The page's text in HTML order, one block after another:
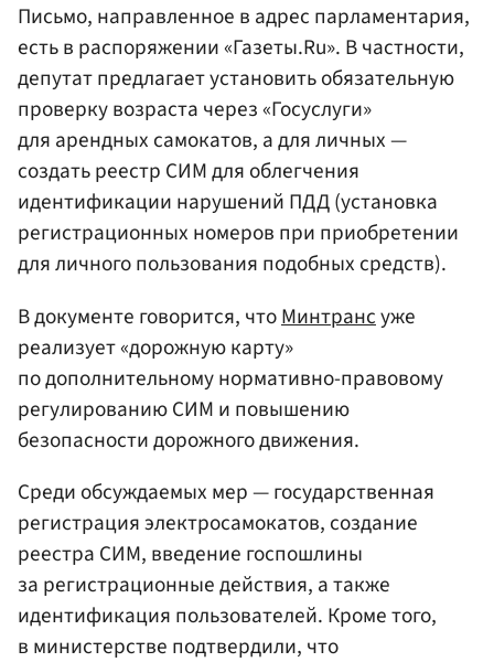
Письмо, направленное в адрес парламентария,
есть в распоряжении «Газеты.Ru». В частности,
депутат предлагает установить обязательную
проверку возраста через «Госуслуги»
для арендных самокатов, а для личных —
создать реестр СИМ для облегчения
идентификации нарушений ПДД (установка
регистрационных номеров при приобретении
для личного пользования подобных средств).
В документе говорится, чтоМинтрансуже
реализует «дорожную карту»
по дополнительному нормативно-правовому
регулированию СИМ и повышению
безопасности дорожного движения.
Среди обсуждаемых мер — государственная
регистрация электросамокатов, создание
реестра СИМ, введение госпошлины
за регистрационные действия, а также
идентификация пользователей. Кроме того,
в министерстве подтвердили, что